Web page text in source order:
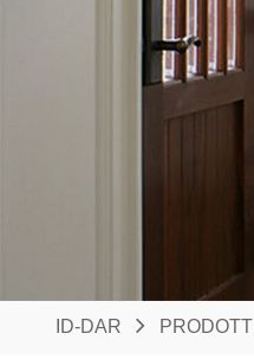
ID-DAR PRODOTTI